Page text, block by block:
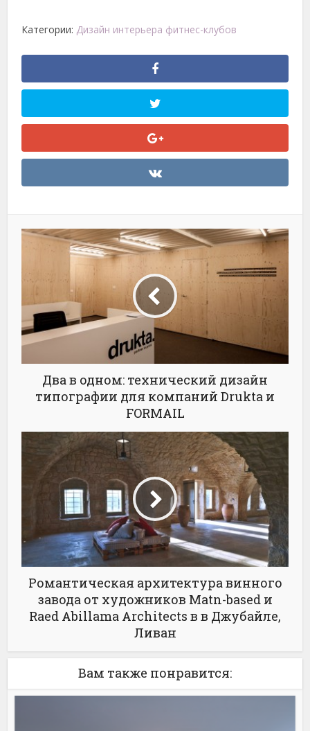
Категории: Дизайн интерьера фитнес-клубов
Два в одном: технический дизайн
типографии для компаний Drukta и
FORMAIL
Романтическая архитектура винного
завода от художников Matn-based и
Raed Abillama Architects в в Джубайле,
Ливан
Вам также понравится: